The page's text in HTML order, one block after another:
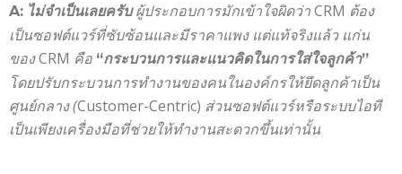
A: ไม่จำเป็นเลยครับ ผู้ประกอบการมักเข้าใจผิดว่าCRM ต้อง
เป็นซอฟต์แวร์ที่ซับซ้อนและมีราคาแพง แต่แท้จริงแล้ว แก่น
ของCRM คือ “กระบวนการและแนวคิดในการใส่ใจลูกค้า”
โดยปรับกระบวนการทำงานของคนในองค์กรให้ยึดลูกค้าเป็น
ศูนย์กลาง (Customer-Centric) ส่วนซอฟต์แวร์หรือระบบไอที
เป็นเพียงเครื่องมือที่ช่วยให้ทำงานสะดวกขึ้นเท่านั้น